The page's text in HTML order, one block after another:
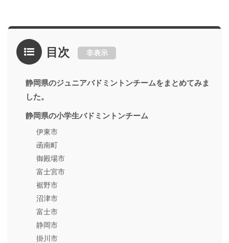
目次 非表示
静岡県のジュニアバドミントンチームをまとめてみま
した。
静岡県の小学生バドミントンチーム
伊東市
函南町
御殿場市
富士宮市
裾野市
沼津市
富士市
静岡市
掛川市